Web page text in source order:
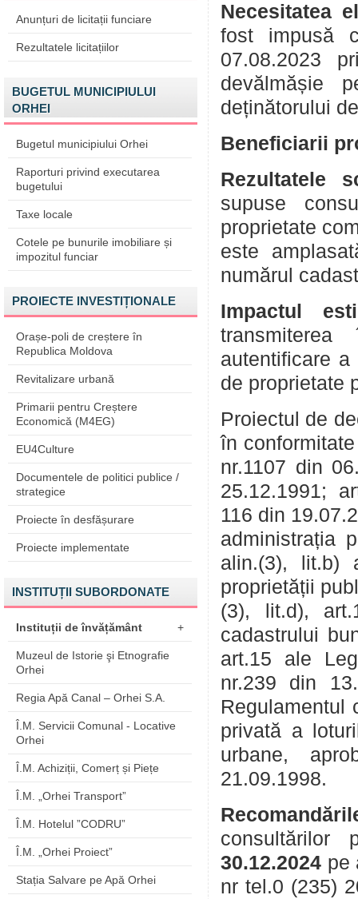
Anunțuri de licitații funciare
Rezultatele licitațiilor
BUGETUL MUNICIPIULUI
ORHEI
Bugetul municipiului Orhei
Raporturi privind executarea
bugetului
Taxe locale
Cotele pe bunurile imobiliare și
impozitul funciar
PROIECTE INVESTIȚIONALE
Orașe-poli de creștere în
Republica Moldova
Revitalizare urbană
Primarii pentru Creștere
Economică (M4EG)
EU4Culture
Documentele de politici publice /
strategice
Proiecte în desfășurare
Proiecte implementate
INSTITUȚII SUBORDONATE
Instituții de învățământ +
Muzeul de Istorie şi Etnografie
Orhei
Regia Apă Canal – Orhei S.A.
Î.M. Servicii Comunal - Locative
Orhei
Î.M. Achiziții, Comerț și Piețe
Î.M. „Orhei Transport”
Î.M. Hotelul ”CODRU”
Î.M. „Orhei Proiect”
Stația Salvare pe Apă Orhei
Necesitatea
fost impusă
07.08.2023
devălmășie
deținătorului
Beneficiarii
Rezultatele
supuse
proprietate
este
numărul
Impactul
autentificare
de proprietate
Proiectul de
în
nr.1107 din
25.12.1991;
116 din
administrația
alin.(3), lit.b)
proprietății
(3), lit.d),
cadastrului
art.15 ale
nr.239 din
Regulamentul
privată a
urbane,
21.09.1998.
30.12.2024 pe
nr tel.0 (235)